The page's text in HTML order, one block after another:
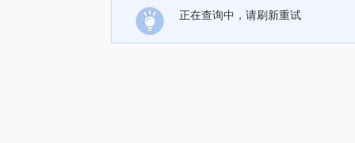
正在查询中，请刷新重试